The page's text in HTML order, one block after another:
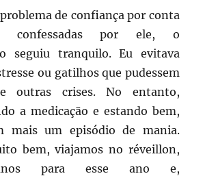
de confiança por conta
confessadas por ele, o
seguiu tranquilo. Eu evitava
ou gatilhos que pudessem
outras crises. No entanto,
a medicação e estando bem,
mais um episódio de mania.
bem, viajamos no réveillon,
para esse ano e,